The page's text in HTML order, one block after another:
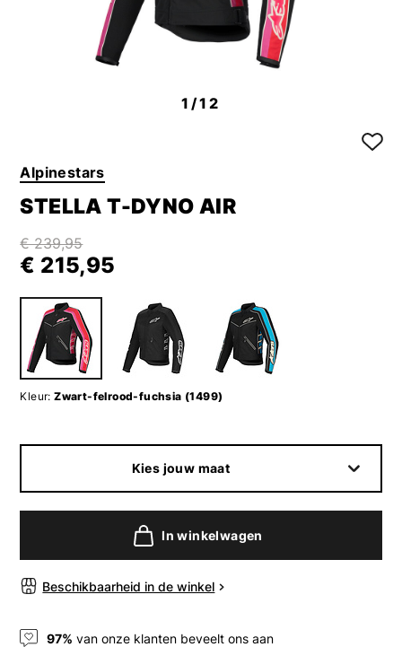
1 /12
Alpinestars
STELLA T-DYNO AIR
€ 239,95
€ 215,95
Kleur: Zwart-felrood-fuchsia (1499)
Kies jouw maat
In winkelwagen
Beschikbaarheid in de winkel
97% van onze klanten beveelt ons aan